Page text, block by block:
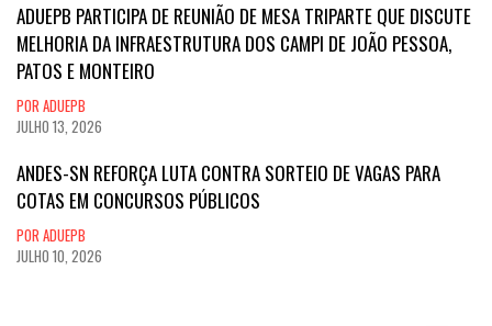
ADUEPB PARTICIPA DE REUNIÃO DE MESA TRIPARTE QUE DISCUTE
MELHORIA DA INFRAESTRUTURA DOS CAMPI DE JOÃO PESSOA,
PATOS E MONTEIRO
POR ADUEPB
JULHO 13, 2026
ANDES-SN REFORÇA LUTA CONTRA SORTEIO DE VAGAS PARA
COTAS EM CONCURSOS PÚBLICOS
POR ADUEPB
JULHO 10, 2026